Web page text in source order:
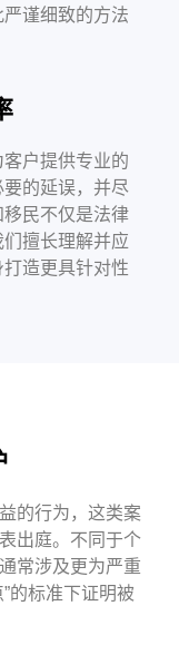
谨细致的方法
户提供专业的
的延误，并尽
民不仅是法律
擅长理解并应
造更具针对性
的行为，这类案
出庭。不同于个
常涉及更为严重
的标准下证明被